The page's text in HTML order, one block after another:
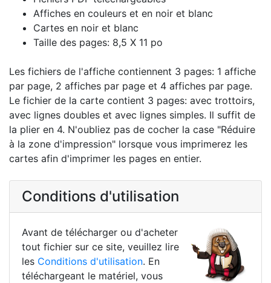
Affiches en couleurs et en noir et blanc
Cartes en noir et blanc
Taille des pages: 8,5 X 11 po
Les fichiers de l'affiche contiennent 3 pages: 1 affiche
par page, 2 affiches par page et 4 affiches par page.
Le fichier de la carte contient 3 pages: avec trottoirs,
avec lignes doubles et avec lignes simples. Il suffit de
la plier en 4. N'oubliez pas de cocher la case "Réduire
à la zone d'impression" lorsque vous imprimerez les
cartes afin d'imprimer les pages en entier.
Conditions d'utilisation
Avant de télécharger ou d'acheter
tout fichier sur ce site, veuillez lire
les Conditions d'utilisation. En
téléchargeant le matériel, vous